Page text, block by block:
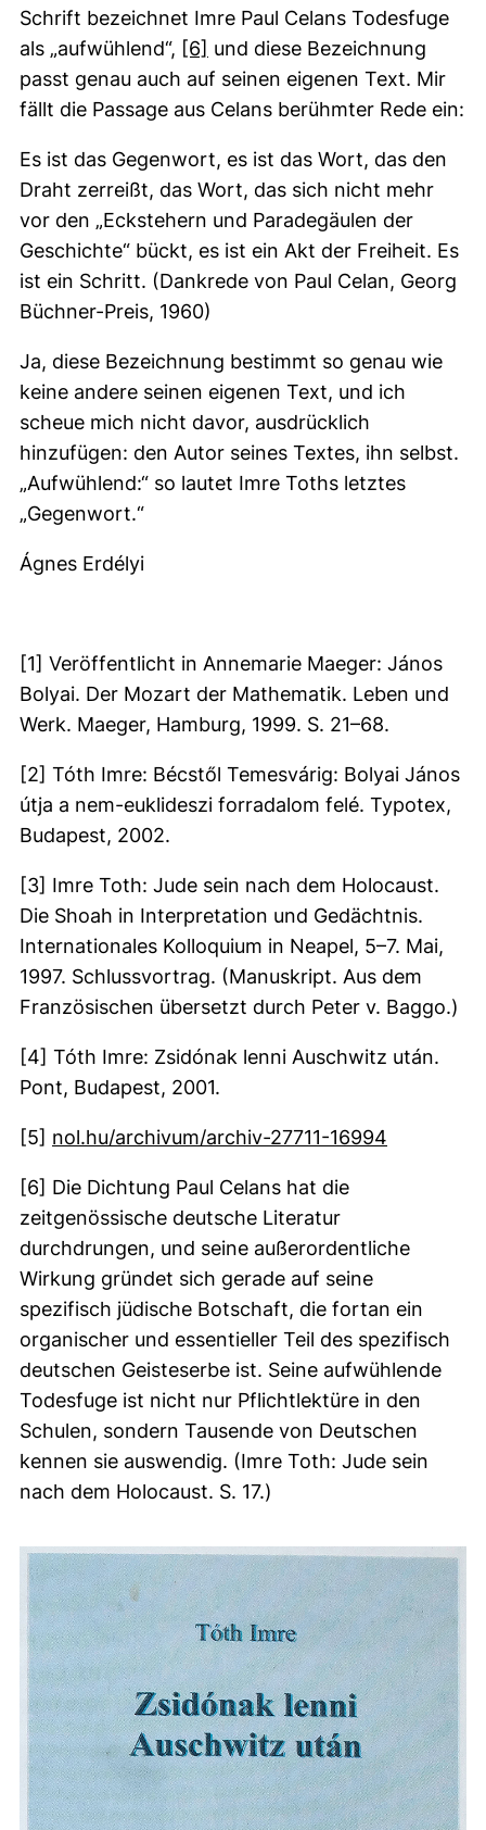
Schrift bezeichnet Imre Paul Celans Todesfuge
als „aufwühlend“, [6] (externer Link, öffnet neues
und diese Bezeichnung
passt genau auch auf seinen eigenen Text. Mir
fällt die Passage aus Celans berühmter Rede ein:
Es ist das Gegenwort, es ist das Wort, das den
Draht zerreißt, das Wort, das sich nicht mehr
vor den „Eckstehern und Paradegäulen der
Geschichte“ bückt, es ist ein Akt der Freiheit. Es
ist ein Schritt. (Dankrede von Paul Celan, Georg
Büchner-Preis, 1960)
Ja, diese Bezeichnung bestimmt so genau wie
keine andere seinen eigenen Text, und ich
scheue mich nicht davor, ausdrücklich
hinzufügen: den Autor seines Textes, ihn selbst.
„Aufwühlend:“ so lautet Imre Toths letztes
„Gegenwort.“
Ágnes Erdélyi
[1] Veröffentlicht in Annemarie Maeger: János
Bolyai. Der Mozart der Mathematik. Leben und
Werk. Maeger, Hamburg, 1999. S. 21–68.
[2] Tóth Imre: Bécstől Temesvárig: Bolyai János
útja a nem-euklideszi forradalom felé. Typotex,
Budapest, 2002.
[3] Imre Toth: Jude sein nach dem Holocaust.
Die Shoah in Interpretation und Gedächtnis.
Internationales Kolloquium in Neapel, 5–7. Mai,
1997. Schlussvortrag. (Manuskript. Aus dem
Französischen übersetzt durch Peter v. Baggo.)
[4] Tóth Imre: Zsidónak lenni Auschwitz után.
Pont, Budapest, 2001.
[5] nol.hu/archivum/archiv-27711-16994
[6] Die Dichtung Paul Celans hat die
zeitgenössische deutsche Literatur
durchdrungen, und seine außerordentliche
Wirkung gründet sich gerade auf seine
spezifisch jüdische Botschaft, die fortan ein
organischer und essentieller Teil des spezifisch
deutschen Geisteserbe ist. Seine aufwühlende
Todesfuge ist nicht nur Pflichtlektüre in den
Schulen, sondern Tausende von Deutschen
kennen sie auswendig. (Imre Toth: Jude sein
nach dem Holocaust. S. 17.)